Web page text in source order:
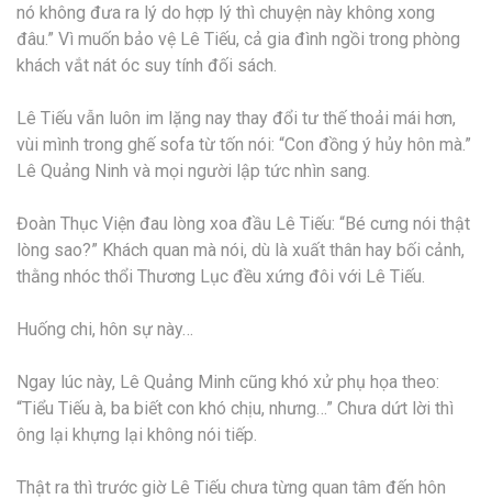
nó không đưa ra lý do hợp lý thì chuyện này không xong
đâu.” Vì muốn bảo vệ Lê Tiếu, cả gia đình ngồi trong phòng
khách vắt nát óc suy tính đối sách.
Lê Tiếu vẫn luôn im lặng nay thay đổi tư thế thoải mái hơn,
vùi mình trong ghế sofa từ tốn nói: “Con đồng ý hủy hôn mà.”
Lê Quảng Ninh và mọi người lập tức nhìn sang.
Đoàn Thục Viện đau lòng xoa đầu Lê Tiếu: “Bé cưng nói thật
lòng sao?” Khách quan mà nói, dù là xuất thân hay bối cảnh,
thằng nhóc thổi Thương Lục đều xứng đôi với Lê Tiếu.
Huống chi, hôn sự này…
Ngay lúc này, Lê Quảng Minh cũng khó xử phụ họa theo:
“Tiểu Tiếu à, ba biết con khó chịu, nhưng…” Chưa dứt lời thì
ông lại khựng lại không nói tiếp.
Thật ra thì trước giờ Lê Tiếu chưa từng quan tâm đến hôn